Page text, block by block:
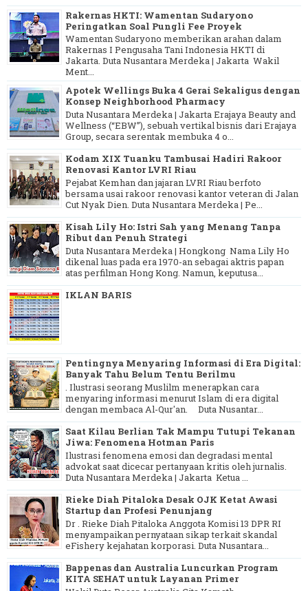
Rakernas HKTI: Wamentan Sudaryono
Peringatkan Soal Pungli Fee Proyek
Wamentan Sudaryono memberikan arahan dalam
Rakernas I Pengusaha Tani Indonesia HKTI di
Jakarta. Duta Nusantara Merdeka | Jakarta Wakil
Ment...
Apotek Wellings Buka 4 Gerai Sekaligus dengan
Konsep Neighborhood Pharmacy
Duta Nusantara Merdeka | Jakarta Erajaya Beauty and
Wellness (“EBW”), sebuah vertikal bisnis dari Erajaya
Group, secara serentak membuka 4 o...
Kodam XIX Tuanku Tambusai Hadiri Rakoor
Renovasi Kantor LVRI Riau
Pejabat Kemhan dan jajaran LVRI Riau berfoto
bersama usai rakoor renovasi kantor veteran di Jalan
Cut Nyak Dien. Duta Nusantara Merdeka | Pe...
Kisah Lily Ho: Istri Sah yang Menang Tanpa
Ribut dan Penuh Strategi
Duta Nusantara Merdeka | Hongkong Nama Lily Ho
dikenal luas pada era 1970-an sebagai aktris papan
atas perfilman Hong Kong. Namun, keputusa...
IKLAN BARIS
Pentingnya Menyaring Informasi di Era Digital:
Banyak Tahu Belum Tentu Berilmu
. Ilustrasi seorang Muslilm menerapkan cara
menyaring informasi menurut Islam di era digital
dengan membaca Al-Qur'an. Duta Nusantar...
Saat Kilau Berlian Tak Mampu Tutupi Tekanan
Jiwa: Fenomena Hotman Paris
Ilustrasi fenomena emosi dan degradasi mental
advokat saat dicecar pertanyaan kritis oleh jurnalis.
Duta Nusantara Merdeka | Jakarta Ketua ...
Rieke Diah Pitaloka Desak OJK Ketat Awasi
Startup dan Profesi Penunjang
Dr . Rieke Diah Pitaloka Anggota Komisi 13 DPR RI
menyampaikan pernyataan sikap terkait skandal
eFishery kejahatan korporasi. Duta Nusantara...
Bappenas dan Australia Luncurkan Program
KITA SEHAT untuk Layanan Primer